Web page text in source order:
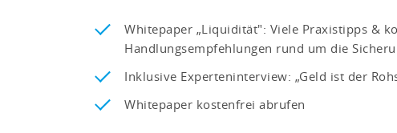
Whitepaper „Liquidität": Viele Praxistipps &
Handlungsempfehlungen rund um die
Inklusive Experteninterview: „Geld ist der
Whitepaper kostenfrei abrufen